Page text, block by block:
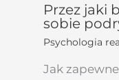
Przez jaki
sobie
Psychologia
Jak